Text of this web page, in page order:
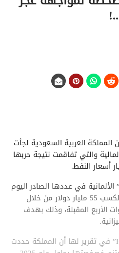
العربية السعودية لجأت
والتي تفاقمت نتيجة حربها
أسعار النفط.
في عددها الصادر اليوم
الثلاثاء، أن السعودية تسعى لكسب 55 مليار دولار من خلال
الأربع المقبلة، وذلك بهدف
وأضافت صحيفة ” Handelsblatt” في تقرير لها أن المملكة حددت